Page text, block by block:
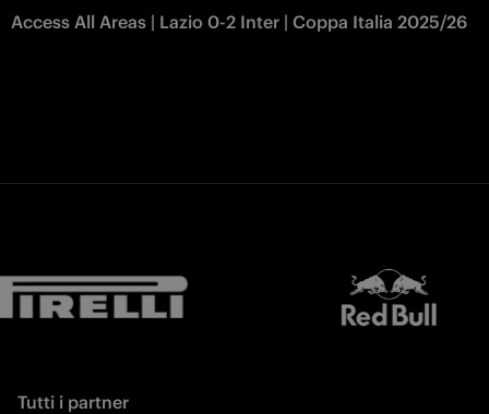
Access All Areas | Lazio 0-2 Inter | Coppa Italia 2025/26
Tutti i partner